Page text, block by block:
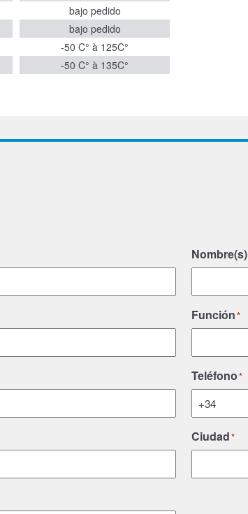
bajo pedido
bajo pedido
-50 C° à 125C°
-50 C° à 135C°
Nombre(s)
Función*
Teléfono*
Ciudad*